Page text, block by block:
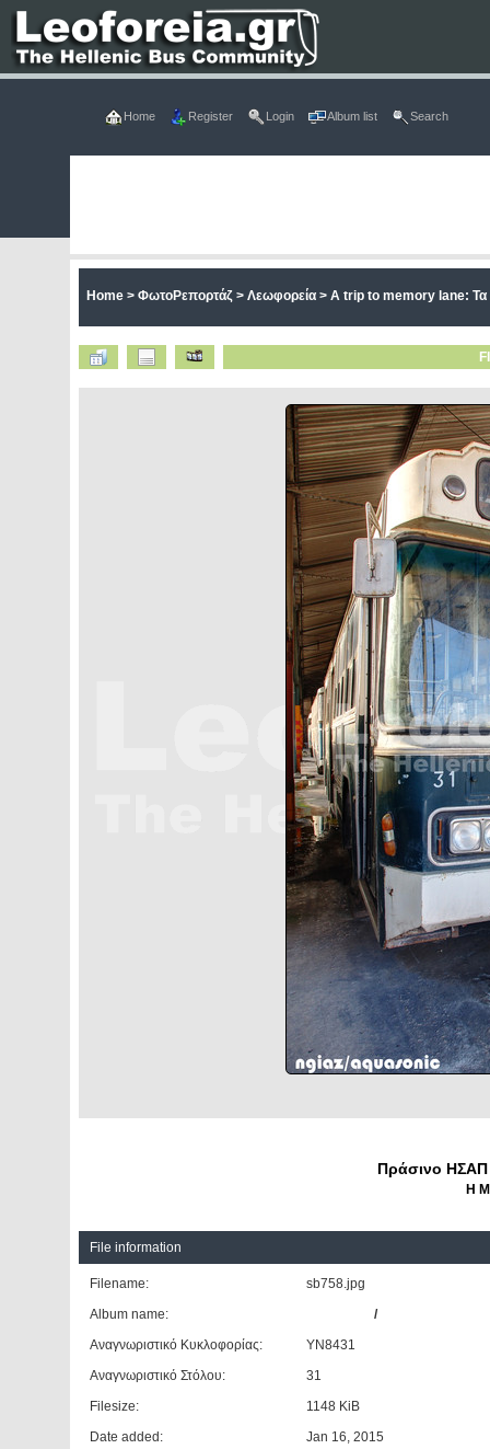
Home Register Login Album list Search
Home> ΦωτοΡεπορτάζ> Λεωφορεία> A trip to memory lane: Τα
Πράσινο ΗΣΑΠ
Η
File information
Filename:
sb758.jpg
Album name:
/
Αναγνωριστικό Κυκλοφορίας:
YN8431
Αναγνωριστικό Στόλου:
31
Filesize:
1148 KiB
Date added:
Jan 16, 2015